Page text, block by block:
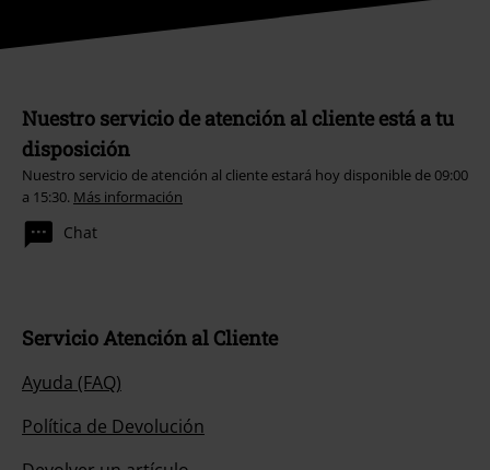
Nuestro servicio de atención al cliente está a tu
disposición
Nuestro servicio de atención al cliente estará hoy disponible de 09:00
a 15:30. Más información
Chat
Servicio Atención al Cliente
Ayuda (FAQ)
Política de Devolución